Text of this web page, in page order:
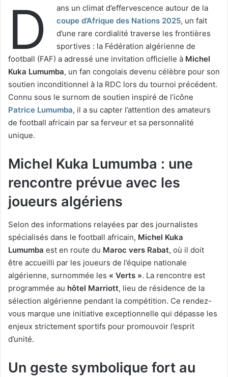
D
ans un climat d’effervescence autour de la
coupe d’Afrique des Nations 2025, un fait
d’une rare cordialité traverse les frontières
sportives : la Fédération algérienne de
football (FAF) a adressé une invitation officielle à Michel
Kuka Lumumba, un fan congolais devenu célèbre pour son
soutien inconditionnel à la RDC lors du tournoi précédent.
Connu sous le surnom de soutien inspiré de l’icône
Patrice Lumumba, il a su capter l’attention des amateurs
de football africain par sa ferveur et sa personnalité
unique.
Michel Kuka Lumumba : une
rencontre prévue avec les
joueurs algériens
Selon des informations relayées par des journalistes
spécialisés dans le football africain, Michel Kuka
Lumumba est en route du Maroc vers Rabat, où il doit
être accueilli par les joueurs de l’équipe nationale
algérienne, surnommée les « Verts ». La rencontre est
programmée au hôtel Marriott, lieu de résidence de la
sélection algérienne pendant la compétition. Ce rendez-
vous marque une initiative exceptionnelle qui dépasse les
enjeux strictement sportifs pour promouvoir l’esprit
d’unité.
Un geste symbolique fort au